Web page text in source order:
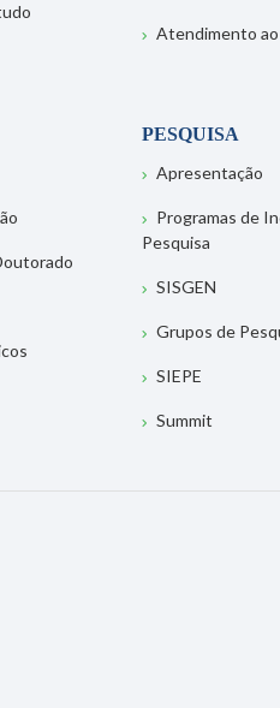
Atendimento
PESQUISA
Apresentação
Programas de
Pesquisa
SISGEN
Grupos de
SIEPE
Summit